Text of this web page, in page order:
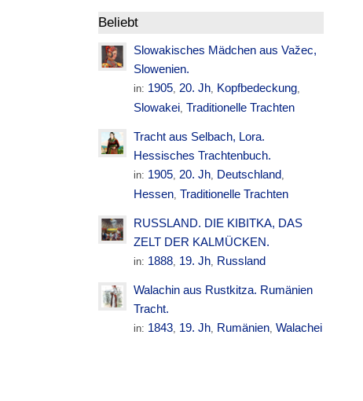
Beliebt
Slowakisches Mädchen aus Važec,
Slowenien.
in: 1905,20. Jh, Kopfbedeckung,
Slowakei, Traditionelle Trachten
Tracht aus Selbach, Lora.
Hessisches Trachtenbuch.
in: 1905,20. Jh, Deutschland,
Hessen, Traditionelle Trachten
RUSSLAND. DIE KIBITKA, DAS
ZELT DER KALMÜCKEN.
in: 1888, 19. Jh, Russland
Walachin aus Rustkitza. Rumänien
Tracht.
in: 1843, 19. Jh, Rumänien,Walachei